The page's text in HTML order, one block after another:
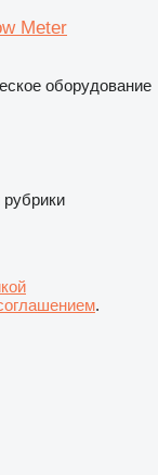
Meter
оборудование
.